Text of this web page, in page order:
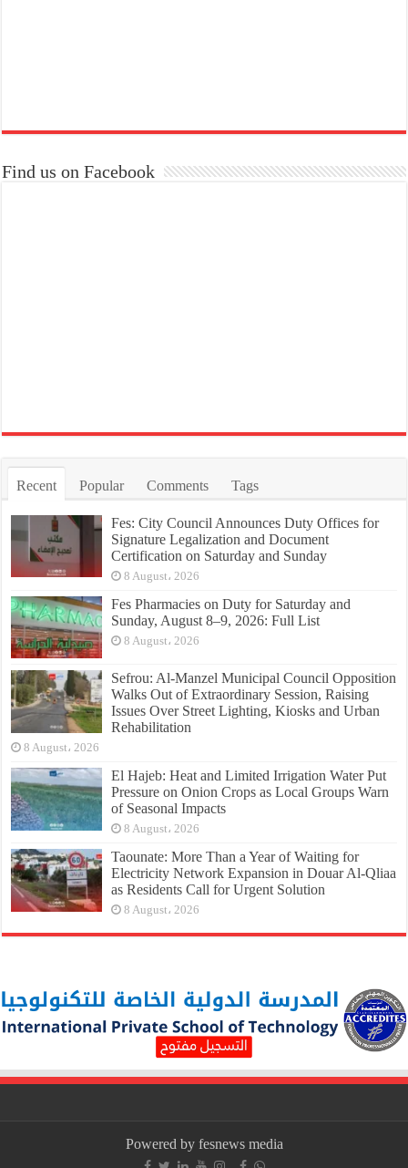
Find us on Facebook
Recent Popular Comments Tags
Fes: City Council Announces Duty Offices for
Signature Legalization and Document
Certification on Saturday and Sunday
8 August، 2026
Fes Pharmacies on Duty for Saturday and
Sunday, August 8–9, 2026: Full List
8 August، 2026
Sefrou: Al-Manzel Municipal Council Opposition
Walks Out of Extraordinary Session, Raising
Issues Over Street Lighting, Kiosks and Urban
Rehabilitation
8 August، 2026
El Hajeb: Heat and Limited Irrigation Water Put
Pressure on Onion Crops as Local Groups Warn
of Seasonal Impacts
8 August، 2026
Taounate: More Than a Year of Waiting for
Electricity Network Expansion in Douar Al-Qliaa
as Residents Call for Urgent Solution
8 August، 2026
Powered by fesnews media